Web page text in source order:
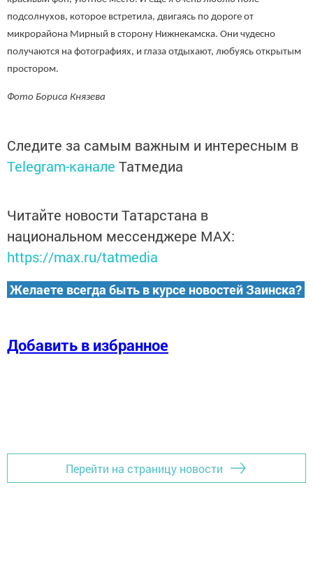
подсолнухов, которое встретила, двигаясь по дороге от
микрорайона Мирный в сторону Нижнекамска. Они чудесно
получаются на фотографиях, и глаза отдыхают, любуясь открытым
простором.
Фото Бориса Князева
Следите за самым важным и интересным в
Telegram-канале Татмедиа
Читайте новости Татарстана в
национальном мессенджере MАХ:
https://max.ru/tatmedia
Желаете всегда быть в курсе новостей Заинска?
Добавить в избранное
Перейти на страницу новости